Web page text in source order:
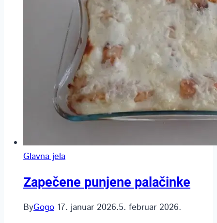
Glavna jela
Zapečene punjene palačinke
ByGogo 17. januar 2026.5. februar 2026.